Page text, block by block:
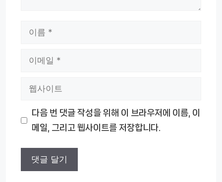
다음 번 댓글 작성을 위해 이 브라우저에 이름, 이
메일, 그리고 웹사이트를 저장합니다.